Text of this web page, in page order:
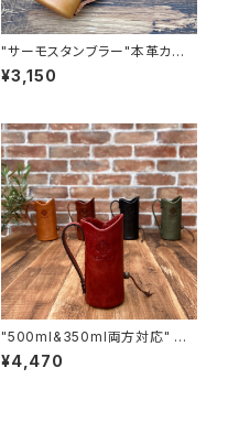
"サーモスタンブラー"本革カバ
ー＜CAMEL＞ 保冷機能付き T
HERMOS 350mlカバー☆
¥3,150
"500ml&350ml両方対応" ビ
ールキーパー＜RED＞
¥4,470